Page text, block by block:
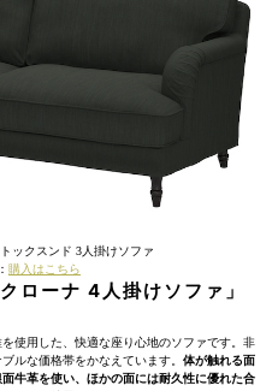
ックスンド 3人掛けソファ
購入はこちら
ローナ 4人掛けソファ」
使用した、快適な座り心地のソファです。非
ルな価格帯をかなえています。 体が触れる面
牛革を使い、ほかの面には耐久性に優れた合